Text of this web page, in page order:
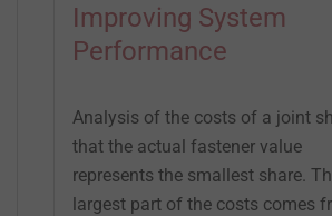
Improving System
Performance
Analysis of the costs of a joint
that the actual fastener value
represents the smallest share.
largest part of the costs comes